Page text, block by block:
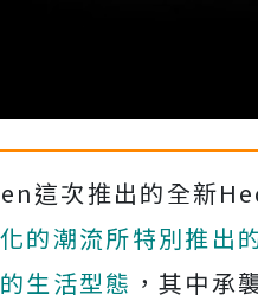
這次推出的全新
的潮流所特別推出
生活型態 ，其中承